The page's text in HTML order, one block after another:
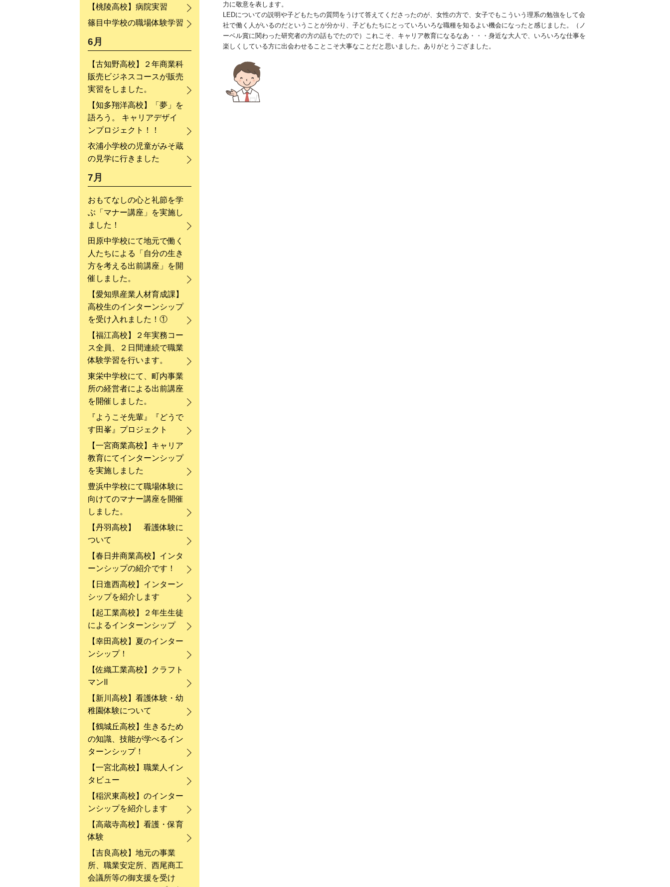
【桃陵高校】病院実習
篠目中学校の職場体験学習
6月
【古知野高校】２年商業科
販売ビジネスコースが販売
実習をしました。
【知多翔洋高校】「夢」を
語ろう。 キャリアデザイ
ンプロジェクト！！
衣浦小学校の児童がみそ蔵
の見学に行きました
7月
おもてなしの心と礼節を学
ぶ「マナー講座」を実施し
ました！
田原中学校にて地元で働く
人たちによる「自分の生き
方を考える出前講座」を開
催しました。
【愛知県産業人材育成課】
高校生のインターンシップ
を受け入れました！①
【福江高校】２年実務コー
ス全員、２日間連続で職業
体験学習を行います。
東栄中学校にて、町内事業
所の経営者による出前講座
を開催しました。
『ようこそ先輩』『どうで
す田峯』プロジェクト
【一宮商業高校】キャリア
教育にてインターンシップ
を実施しました
豊浜中学校にて職場体験に
向けてのマナー講座を開催
しました。
【丹羽高校】 看護体験に
ついて
【春日井商業高校】インタ
ーンシップの紹介です！
【日進西高校】インターン
シップを紹介します
【起工業高校】２年生生徒
によるインターンシップ
【幸田高校】夏のインター
ンシップ！
【佐織工業高校】クラフト
マンⅡ
【新川高校】看護体験・幼
稚園体験について
【鶴城丘高校】生きるため
の知識、技能が学べるイン
ターンシップ！
【一宮北高校】職業人イン
タビュー
【稲沢東高校】のインター
ンシップを紹介します
【高蔵寺高校】看護・保育
体験
【吉良高校】地元の事業
所、職業安定所、西尾商工
会議所等の御支援を受け
力に敬意を表します。
LEDについての説明や子どもたちの質問をうけて答えてくださったのが、女性の方で、女子でもこういう理系の勉強をして会
社で働く人がいるのだということが分かり、子どもたちにとっていろいろな職種を知るよい機会になったと感じました。（ノ
ーベル賞に関わった研究者の方の話もでたので）これこそ、キャリア教育になるなあ・・・身近な大人で、いろいろな仕事を
楽しくしている方に出会わせることこそ大事なことだと思いました。ありがとうござました。